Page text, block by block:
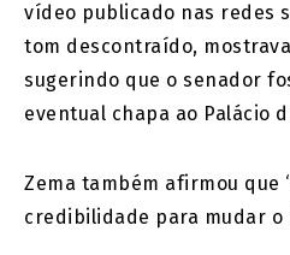
vídeo publicado nas redes
tom descontraído,
sugerindo que o senador
eventual chapa ao Palácio
Zema também afirmou que
credibilidade para mudar o